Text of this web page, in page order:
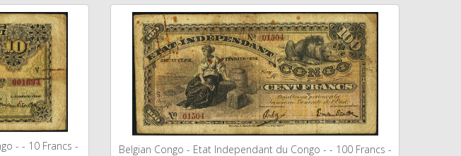
- - 10 Francs -
Belgian Congo - Etat Independant du Congo - - 100 Francs -